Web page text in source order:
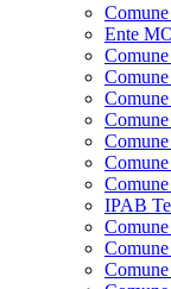
Ente
IPAB